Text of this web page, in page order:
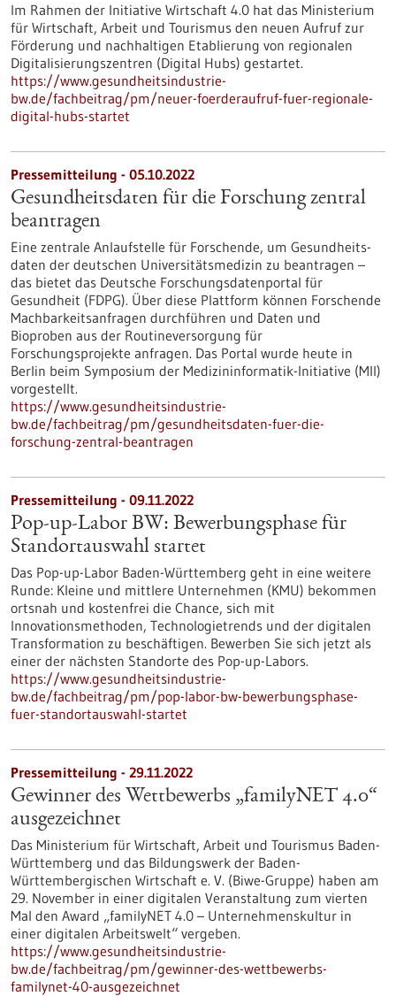
Im Rahmen der Initiative Wirtschaft 4.0 hat das Ministerium
für Wirtschaft, Arbeit und Tourismus den neuen Aufruf zur
Förderung und nachhaltigen Etablierung von regionalen
Digitalisierungszentren (Digital Hubs) gestartet.
https://www.gesundheitsindustrie-
bw.de/fachbeitrag/pm/neuer-foerderaufruf-fuer-regionale-
digital-hubs-startet
Pressemitteilung - 05.10.2022
Gesundheitsdaten für die Forschung zentral
beantragen
Eine zentrale Anlaufstelle für Forschende, um Gesundheits-
daten der deutschen Universitätsmedizin zu beantragen –
das bietet das Deutsche Forschungsdatenportal für
Gesundheit (FDPG). Über diese Plattform können Forschende
Machbarkeitsanfragen durchführen und Daten und
Bioproben aus der Routineversorgung für
Forschungsprojekte anfragen. Das Portal wurde heute in
Berlin beim Symposium der Medizininformatik-Initiative (MII)
vorgestellt.
https://www.gesundheitsindustrie-
bw.de/fachbeitrag/pm/gesundheitsdaten-fuer-die-
forschung-zentral-beantragen
Pressemitteilung - 09.11.2022
Pop-up-Labor BW: Bewerbungsphase für
Standortauswahl startet
Das Pop-up-Labor Baden-Württemberg geht in eine weitere
Runde: Kleine und mittlere Unternehmen (KMU) bekommen
ortsnah und kostenfrei die Chance, sich mit
Innovationsmethoden, Technologietrends und der digitalen
Transformation zu beschäftigen. Bewerben Sie sich jetzt als
einer der nächsten Standorte des Pop-up-Labors.
https://www.gesundheitsindustrie-
bw.de/fachbeitrag/pm/pop-labor-bw-bewerbungsphase-
fuer-standortauswahl-startet
Pressemitteilung - 29.11.2022
Gewinner des Wettbewerbs „familyNET 4.0“
ausgezeichnet
Das Ministerium für Wirtschaft, Arbeit und Tourismus Baden-
Württemberg und das Bildungswerk der Baden-
Württembergischen Wirtschaft e. V. (Biwe-Gruppe) haben am
29. November in einer digitalen Veranstaltung zum vierten
Mal den Award „familyNET 4.0 – Unternehmenskultur in
einer digitalen Arbeitswelt“ vergeben.
https://www.gesundheitsindustrie-
bw.de/fachbeitrag/pm/gewinner-des-wettbewerbs-
familynet-40-ausgezeichnet